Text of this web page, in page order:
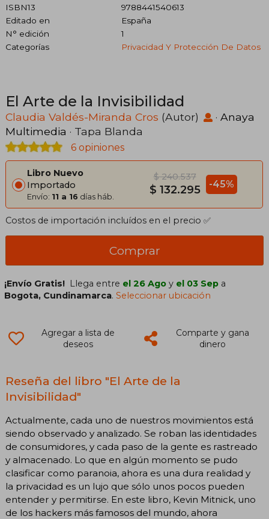
ISBN13
9788441540613
Editado en
España
N° edición
1
Categorías
Privacidad Y Protección De Datos
El Arte de la Invisibilidad
Claudia Valdés-Miranda Cros (Autor) · Anaya
Multimedia · Tapa Blanda
6 opiniones
Libro Nuevo
Importado
Envío: 11 a 16 días háb.
$ 240.537
$ 132.295 -45%
Costos de importación incluídos en el precio ✅
Comprar
¡Envío Gratis! Llega entre el 26 Ago y el 03 Sep a
Bogota, Cundinamarca.Seleccionar ubicación
Agregar a lista de
deseos
Comparte y gana
dinero
Reseña del libro "El Arte de la
Invisibilidad"
Actualmente, cada uno de nuestros movimientos está
siendo observado y analizado. Se roban las identidades
de consumidores, y cada paso de la gente es rastreado
y almacenado. Lo que en algún momento se pudo
clasificar como paranoia, ahora es una dura realidad y
la privacidad es un lujo que sólo unos pocos pueden
entender y permitirse. En este libro, Kevin Mitnick, uno
de los hackers más famosos del mundo, ahora